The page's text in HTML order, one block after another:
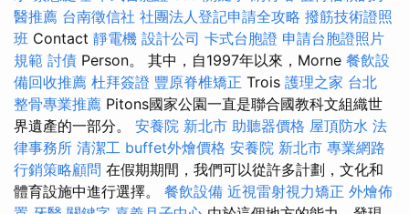
醫推薦 台南徵信社 社團法人登記申請全攻略 撥筋技術證照
班 Contact 靜電機 設計公司 卡式台胞證 申請台胞證照片
規範 討債 Person。 其中，自1997年以來，Morne 餐飲設
備回收推薦 杜拜簽證 豐原脊椎矯正 Trois 護理之家 台北
整骨專業推薦 Pitons國家公園一直是聯合國教科文組織世
界遺產的一部分。 安養院 新北市 助聽器價格 屋頂防水 法
律事務所 清潔工 buffet外燴價格 安養院 新北市 專業網路
行銷策略顧問 在假期期間，我們可以從許多計劃，文化和
體育設施中進行選擇。 餐飲設備 近視雷射視力矯正 外燴佈